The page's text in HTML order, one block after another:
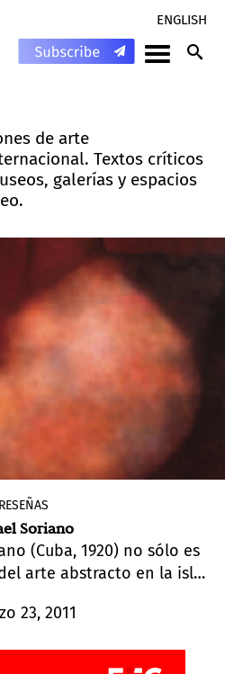
ENGLISH
de arte
Textos críticos
galerías y espacios
RESEÑAS
Soriano
(Cuba, 1920) no sólo es
arte abstracto en la isla
de las Américas.
23, 2011